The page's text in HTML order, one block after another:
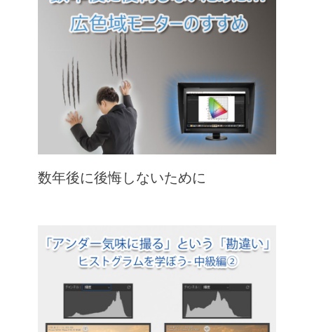
数年後に後悔しないために